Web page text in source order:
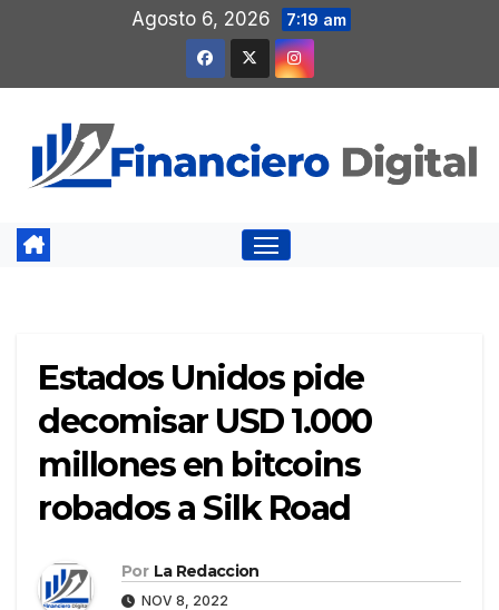
contenido
Agosto 6, 2026 7:19 am
Estados Unidos pide
decomisar USD 1.000
millones en bitcoins
robados a Silk Road
Por La Redaccion
NOV 8, 2022